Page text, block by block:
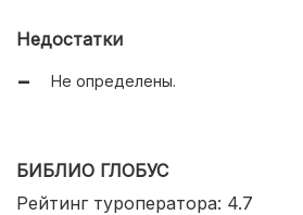
отдыха;
Бюджетные и премиальные туры;
Недостатки
Не определены.
БИБЛИО ГЛОБУС
Рейтинг туроператора: 4.7